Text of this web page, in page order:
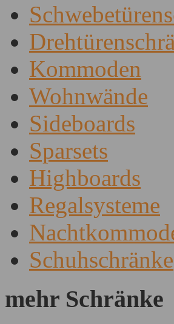
Kommoden
Wohnwände
Sideboards
Sparsets
Highboards
Regalsysteme
Schuhschränke
mehr Schränke